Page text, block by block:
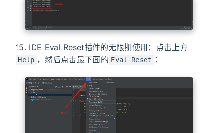
15. IDE Eval Reset插件的无限期使用：点击上方
Help ，然后点击最下面的 Eval Reset ：